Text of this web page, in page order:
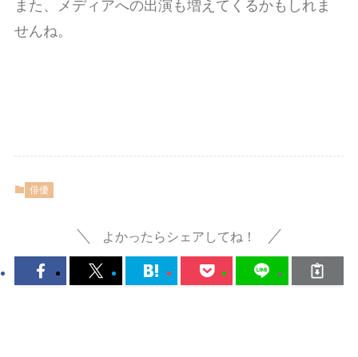
また、メディアへの出演も増えてくるかもしれま
せんね。
俳優
よかったらシェアしてね！